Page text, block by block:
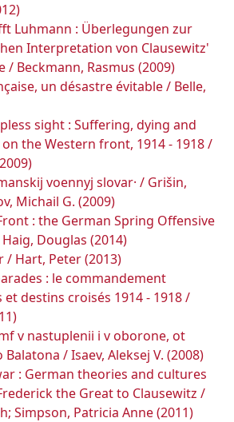
Luhmann : Überlegungen zur
Interpretation von Clausewitz'
Beckmann, Rasmus (2009)
un désastre évitable / Belle,
sight : Suffering, dying and
the Western front, 1914 - 1918 /
voennyj slovar· / Grišin,
Michail G. (2009)
: the German Spring Offensive
Douglas (2014)
/ Hart, Peter (2013)
: le commandement
destins croisés 1914 - 1918 /
v nastuplenii i v oborone, ot
/ Isaev, Aleksej V. (2008)
: German theories and cultures
the Great to Clausewitz /
Simpson, Patricia Anne (2011)